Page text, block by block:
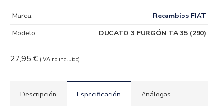
27,95 € (IVA no incluído)
Marca:
Recambios FIAT
Modelo:
DUCATO 3 FURGÓN TA 35 (290)
Descripción Especificación Análogas